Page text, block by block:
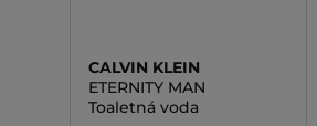
CALVIN KLEIN
ETERNITY MAN
Toaletná voda